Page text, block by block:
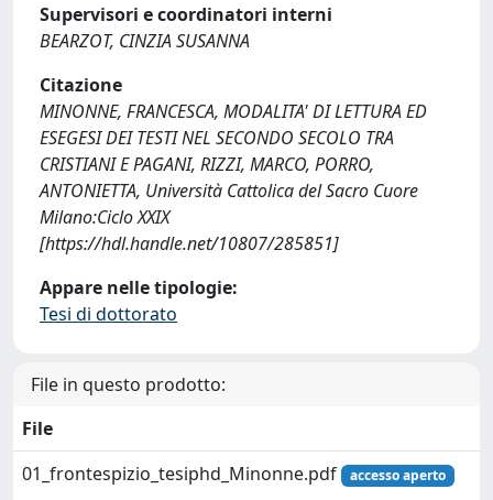
Supervisori e coordinatori interni
BEARZOT, CINZIA SUSANNA
Citazione
MINONNE, FRANCESCA, MODALITA' DI LETTURA ED
ESEGESI DEI TESTI NEL SECONDO SECOLO TRA
CRISTIANI E PAGANI, RIZZI, MARCO, PORRO,
ANTONIETTA, Università Cattolica del Sacro Cuore
Milano:Ciclo XXIX
[https://hdl.handle.net/10807/285851]
Appare nelle tipologie:
Tesi di dottorato
File in questo prodotto:
File
01_frontespizio_tesiphd_Minonne.pdf
accesso aperto